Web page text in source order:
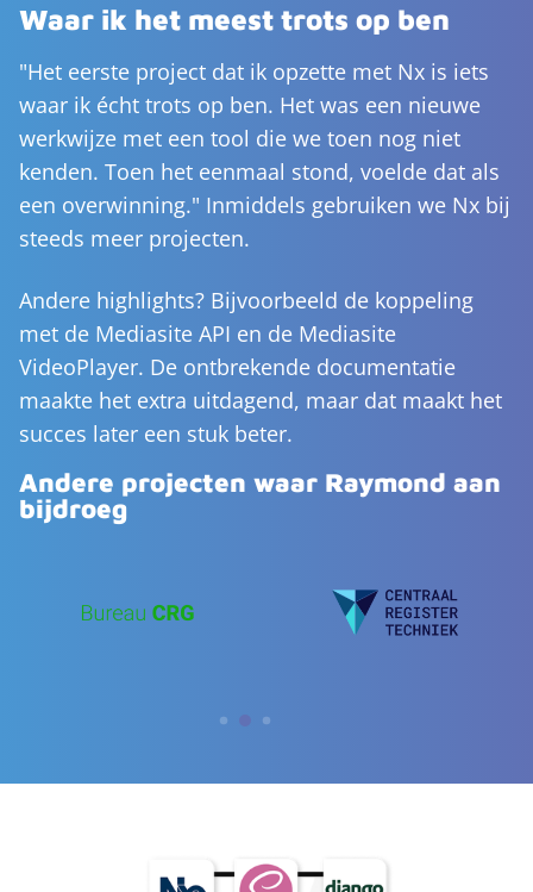
Waar ik het meest trots op ben
"Het eerste project dat ik opzette met Nx is iets
waar ik écht trots op ben. Het was een nieuwe
werkwijze met een tool die we toen nog niet
kenden. Toen het eenmaal stond, voelde dat als
een overwinning." Inmiddels gebruiken we Nx bij
steeds meer projecten.
Andere highlights? Bijvoorbeeld de koppeling
met de Mediasite API en de Mediasite
VideoPlayer. De ontbrekende documentatie
maakte het extra uitdagend, maar dat maakt het
succes later een stuk beter.
Andere projecten waar Raymond aan
bijdroeg